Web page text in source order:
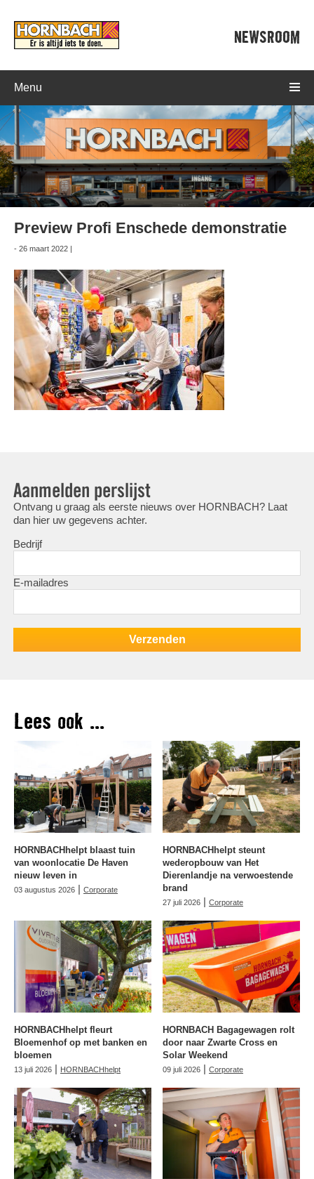
NEWSROOM
Menu
Preview Profi Enschede demonstratie
- 26 maart 2022 |
Aanmelden perslijst
Ontvang u graag als eerste nieuws over HORNBACH? Laat
dan hier uw gegevens achter.
Bedrijf
E-mailadres
Lees ook ...
HORNBACHhelpt blaast tuin
van woonlocatie De Haven
nieuw leven in
03 augustus 2026 | Corporate
HORNBACHhelpt steunt
wederopbouw van Het
Dierenlandje na verwoestende
brand
27 juli 2026 | Corporate
HORNBACHhelpt fleurt
Bloemenhof op met banken en
bloemen
13 juli 2026 | HORNBACHhelpt
HORNBACH Bagagewagen rolt
door naar Zwarte Cross en
Solar Weekend
09 juli 2026 | Corporate